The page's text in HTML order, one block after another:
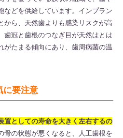
などを供給しています。インプラン
から、天然歯よりも感染リスクが高
歯冠と歯根のつなぎ目が天然はとは
がたまる傾向にあり、歯周病菌の温
に要注意
置としての寿命を大きく左右するの
骨の状態が悪くなると、人工歯根を